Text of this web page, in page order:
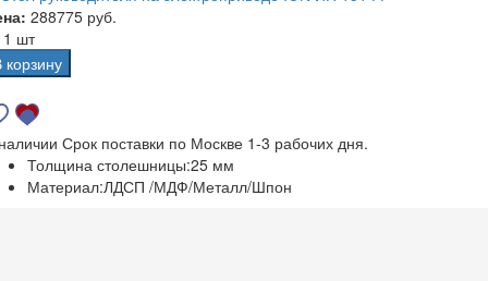
288775 руб.
1 шт
корзину
Срок поставки по Москве 1-3 рабочих дня.
Толщина столешницы:25 мм
Материал:ЛДСП /МДФ/Металл/Шпон